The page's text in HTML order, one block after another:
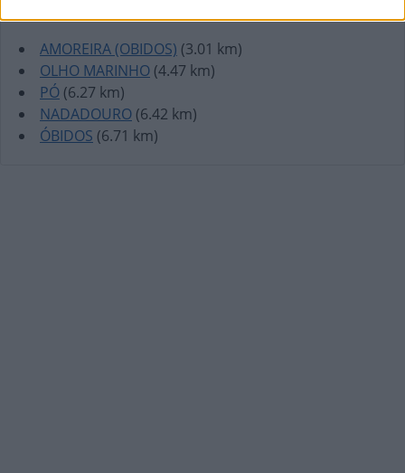
AMOREIRA (OBIDOS) (3.01 km)
OLHO MARINHO (4.47 km)
PÓ (6.27 km)
NADADOURO (6.42 km)
ÓBIDOS (6.71 km)